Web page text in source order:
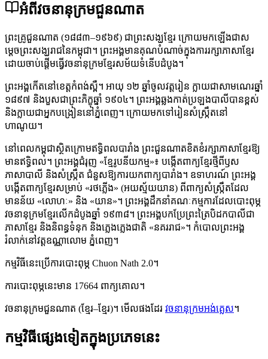
អំពីវចនានុក្រមជួនណាត
ព្រះគ្រូជួនណាត (១៨៨៣–១៩៦៩) ជាព្រះសង្ឃខ្មែរ ក្រោយមកឡើងជាស
ម្តេចព្រះសង្ឃរាជនៃកម្ពុជា។ ព្រះអង្គមានគុណបំណាច់ក្នុងការរក្សាភាសាខ្មែរ
ដោយចាប់ផ្តើមធ្វើវចនានុក្រមខ្មែរសម័យទំនើបដំបូង។
ព្រះអង្គកើតនៅខេត្តកំពង់ស្ពឺ។ អាយុ ១២ ឆ្នាំចូលវត្តរៀន ក្លាយជាសាមណេរឆ្នាំ
១៨៩៧ និងបួសជាព្រះភិក្ខុឆ្នាំ ១៩០៤។ ព្រះអង្គឆ្លងកាត់ប្រឡងបាលីបានខ្ពស់
និងក្លាយជាអ្នកបង្រៀននៅភ្នំពេញ។ ក្រោយមកទៅរៀនសំស្ក្រឹតនៅ
ហាណូយ។
នៅពេលកម្ពុជាស្ថិតក្រោមឥទ្ធិពលបារាំង ព្រះជួនណាតខិតខំរក្សាភាសាខ្មែរឱ្យ
មានឥទ្ធិពល។ ព្រះអង្គជំរុញ «ខ្មែរូបនីយកម្ម»៖ បង្កើតពាក្យខ្មែរថ្មីពីឫស
ភាសាបាលី និងសំស្ក្រឹត ជំនួសឱ្យការយកពាក្យបារាំង។ ឧទាហរណ៍ ព្រះអង្គ
បង្កើតពាក្យខ្មែរសម្រាប់ «រថភ្លើង» (អយស្ម័យយាន) ពីពាក្យសំស្ក្រឹតដែល
មានន័យ «លោហៈ» និង «យាន»។ ព្រះអង្គដឹកនាំគណៈកម្មការដែលបោះពុម្ភ
វចនានុក្រមខ្មែរលើកដំបូងឆ្នាំ ១៩៣៨។ ព្រះអង្គបកប្រែព្រះត្រៃបិដកបាលីជា
ភាសាខ្មែរ និងនិពន្ធទំនុក និងភ្លេងភ្លេងជាតិ «នគររាជ»។ កំបោលព្រះអង្គ
រំលាក់នៅវត្តឧណ្ណាលោម ភ្នំពេញ។
កម្មវិធីនេះប្រើការបោះពុម្ភ Chuon Nath 2.0។
ការបោះពុម្ភនេះមាន 17664 ពាក្យគោល។
វចនានុក្រមជួនណាត (ខ្មែរ–ខ្មែរ)។ មើលផងដែរ វចនានុក្រមអង់គ្លេស។
កម្មវិធីផ្សេងទៀតក្នុងប្រភេទនេះ